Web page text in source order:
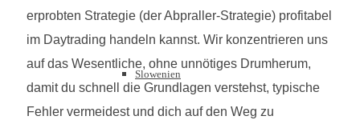
Slowenien
erprobten Strategie (der Abpraller-Strategie) profitabel
im Daytrading handeln kannst. Wir konzentrieren uns
auf das Wesentliche, ohne unnötiges Drumherum,
damit du schnell die Grundlagen verstehst, typische
Fehler vermeidest und dich auf den Weg zu